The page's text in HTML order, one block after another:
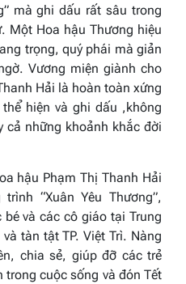
mà ghi dấu rất sâu trong
Một Hoa hậu Thương hiệu
trọng, quý phái mà giản
Vương miện giành cho
Hải là hoàn toàn xứng
hiện và ghi dấu ,không
cả những khoảnh khắc đời
hậu Phạm Thị Thanh Hải
“Xuân Yêu Thương”,
và các cô giáo tại Trung
tàn tật TP. Việt Trì. Nàng
chia sẻ, giúp đỡ các trẻ
cuộc sống và đón Tết